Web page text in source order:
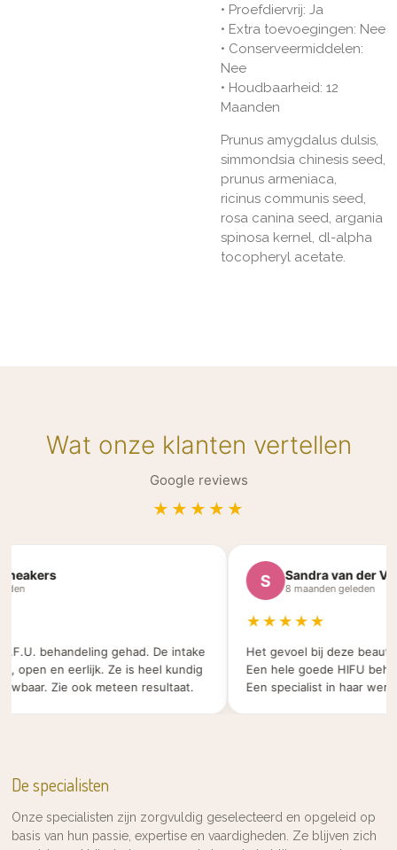
• Proefdiervrij: Ja
• Extra toevoegingen: Nee
• Conserveermiddelen:
Nee
• Houdbaarheid: 12
Maanden
Prunus amygdalus dulsis,
simmondsia chinesis seed,
prunus armeniaca,
ricinus communis seed,
rosa canina seed, argania
spinosa kernel, dl-alpha
tocopheryl acetate.
Wat onze klanten vertellen
Google reviews
★★★★★
behandeling gehad. De intake
en eerlijk. Ze is heel kundig
Zie ook meteen resultaat.
S Sandra van der
8 maanden geleden
★★★★★
Het gevoel bij deze beauty
Een hele goede HIFU
Een specialist in haar werk.
De specialisten
Onze specialisten zijn zorgvuldig geselecteerd en opgeleid op
basis van hun passie, expertise en vaardigheden. Ze blijven zich